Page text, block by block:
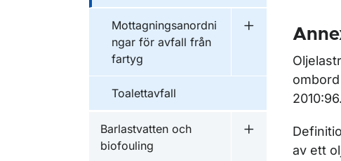
Mottagningsanordni
ngar för avfall från
fartyg
Undermeny för
Toalettavfall
Barlastvatten och
biofouling
Undermeny för
2010:96.
av ett